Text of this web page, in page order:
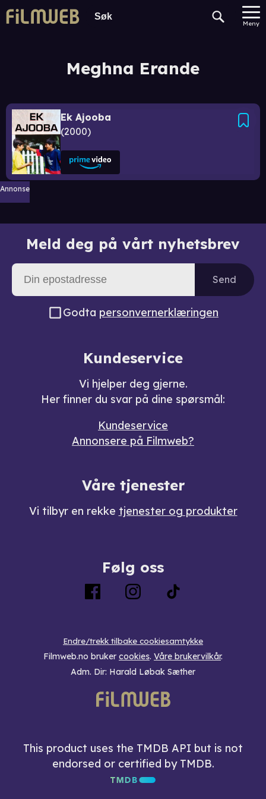
Meny
Meghna Erande
Ek Ajooba
2000
Annonse
Meld deg på vårt nyhetsbrev
Send
Godta personvernerklæringen
Kundeservice
Vi hjelper deg gjerne.
Her finner du svar på dine spørsmål:
Kundeservice
Annonsere på Filmweb?
Våre tjenester
Vi tilbyr en rekke tjenester og produkter
Følg oss
Endre/trekk tilbake cookiesamtykke
Filmweb.no bruker cookies. Våre brukervilkår.
Adm. Dir: Harald Løbak Sæther
This product uses the TMDB API but is not
endorsed or certified by TMDB.